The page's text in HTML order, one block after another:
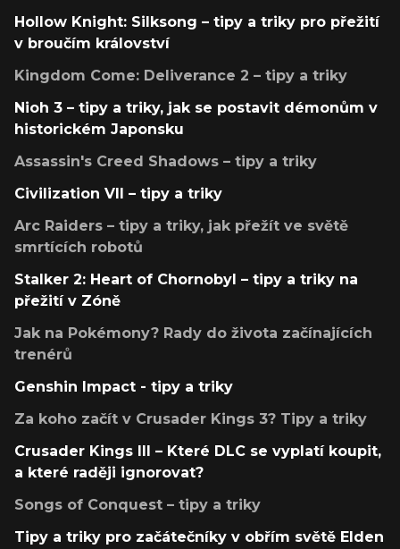
Hollow Knight: Silksong – tipy a triky pro přežití
v broučím království
Kingdom Come: Deliverance 2 – tipy a triky
Nioh 3 – tipy a triky, jak se postavit démonům v
historickém Japonsku
Assassin's Creed Shadows – tipy a triky
Civilization VII – tipy a triky
Arc Raiders – tipy a triky, jak přežít ve světě
smrtících robotů
Stalker 2: Heart of Chornobyl – tipy a triky na
přežití v Zóně
Jak na Pokémony? Rady do života začínajících
trenérů
Genshin Impact - tipy a triky
Za koho začít v Crusader Kings 3? Tipy a triky
Crusader Kings III – Které DLC se vyplatí koupit,
a které raději ignorovat?
Songs of Conquest – tipy a triky
Tipy a triky pro začátečníky v obřím světě Elden